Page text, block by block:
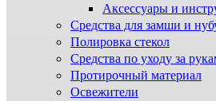
Аксессуары и
Средства для замши и
Полировка стекол
Средства по уходу за
Протирочный материал
Освежители